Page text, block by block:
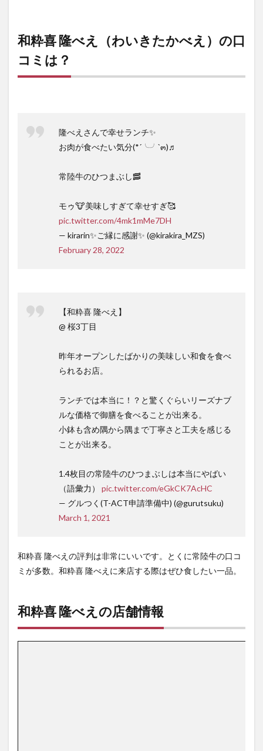
和粋喜 隆べえ（わいきたかべえ）の口
コミは？
隆べえさんで幸せランチ✨
お肉が食べたい気分(*´╰╯`๓)♬
常陸牛のひつまぶし🥓
モゥ🐮美味しすぎて幸せすぎ🥰
pic.twitter.com/4mk1mMe7DH
— kirarin✨ご縁に感謝✨ (@kirakira_MZS)
February 28, 2022
【和粋喜 隆べえ】
@ 桜3丁目
昨年オープンしたばかりの美味しい和食を食べ
られるお店。
ランチでは本当に！？と驚くぐらいリーズナブ
ルな価格で御膳を食べることが出来る。
小鉢も含め隅から隅まで丁寧さと工夫を感じる
ことが出来る。
1.4枚目の常陸牛のひつまぶしは本当にやばい
（語彙力） pic.twitter.com/eGkCK7AcHC
— グルつく(T-ACT申請準備中) (@gurutsuku)
March 1, 2021
和粋喜 隆べえの評判は非常にいいです。とくに常陸牛の口コ
ミが多数。和粋喜 隆べえに来店する際はぜひ食したい一品。
和粋喜 隆べえの店舗情報